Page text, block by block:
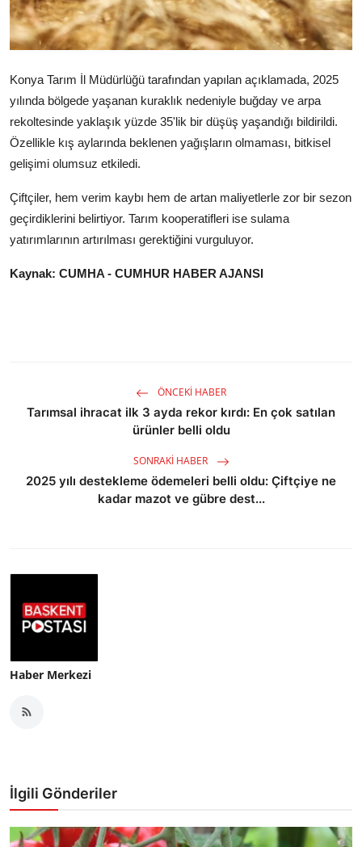
Konya Tarım İl Müdürlüğü tarafından yapılan açıklamada, 2025
yılında bölgede yaşanan kuraklık nedeniyle buğday ve arpa
rekoltesinde yaklaşık yüzde 35'lik bir düşüş yaşandığı bildirildi.
Özellikle kış aylarında beklenen yağışların olmaması, bitkisel
gelişimi olumsuz etkiledi.
Çiftçiler, hem verim kaybı hem de artan maliyetlerle zor bir sezon
geçirdiklerini belirtiyor. Tarım kooperatifleri ise sulama
yatırımlarının artırılması gerektiğini vurguluyor.
Kaynak: CUMHA - CUMHUR HABER AJANSI
ÖNCEKI HABER
Tarımsal ihracat ilk 3 ayda rekor kırdı: En çok satılan
ürünler belli oldu
SONRAKI HABER
2025 yılı destekleme ödemeleri belli oldu: Çiftçiye ne
kadar mazot ve gübre dest...
Haber Merkezi
İlgili Gönderiler